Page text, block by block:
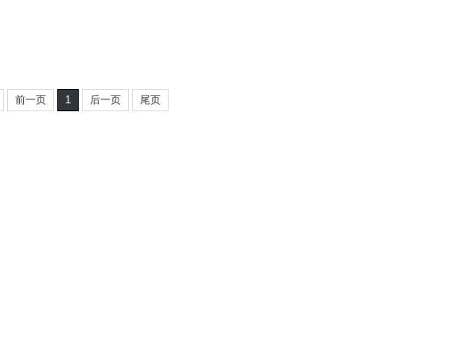
前一页 1 后一页 尾页